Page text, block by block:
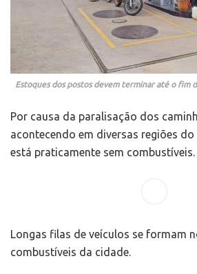
Estoques dos postos devem terminar até o fim
Por causa da paralisação dos
acontecendo em diversas regiões do
está praticamente sem combustíveis.
Longas filas de veículos se formam
combustíveis da cidade.